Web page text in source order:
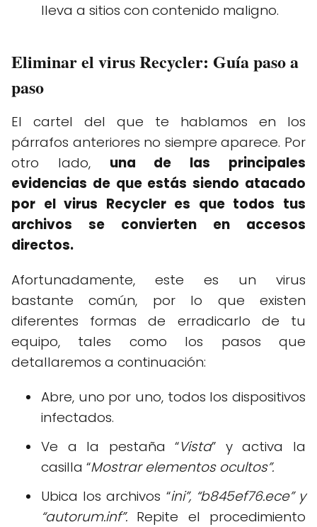
lleva a sitios con contenido maligno.
Eliminar el virus Recycler: Guía paso a
paso
El cartel del que te hablamos en los
párrafos anteriores no siempre aparece. Por
otro lado, una de las principales
evidencias de que estás siendo atacado
por el virus Recycler es que todos tus
archivos se convierten en accesos
directos.
Afortunadamente, este es un virus
bastante común, por lo que existen
diferentes formas de erradicarlo de tu
equipo, tales como los pasos que
detallaremos a continuación:
Abre, uno por uno, todos los dispositivos
infectados.
Ve a la pestaña “Vista” y activa la
casilla “Mostrar elementos ocultos”.
Ubica los archivos “ini”, “b845ef76.ece” y
“autorum.inf”. Repite el procedimiento